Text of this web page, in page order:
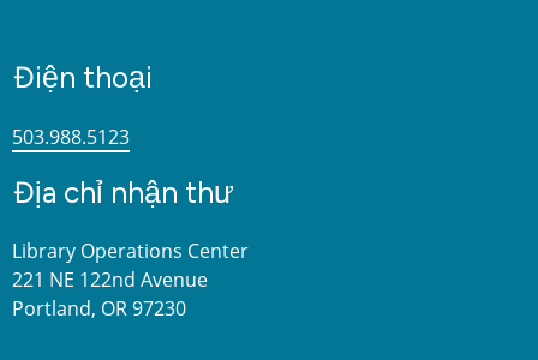
Điện thoại
503.988.5123
Địa chỉ nhận thư
Library Operations Center
221 NE 122nd Avenue
Portland, OR 97230